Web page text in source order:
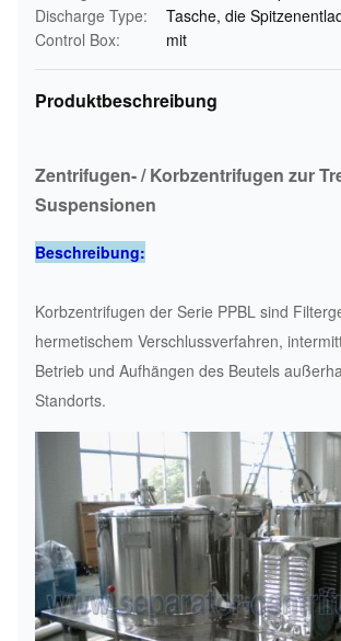
Discharge Type:
Tasche, die
Control Box:
mit
Produktbeschreibung
Zentrifugen- / Korbzentrifugen zur
Suspensionen
Beschreibung:
Korbzentrifugen der Serie PPBL sind
hermetischem Verschlussverfahren,
Betrieb und Aufhängen des Beutels
Standorts.